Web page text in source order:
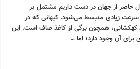
حاضر از جهان در دست داریم مشتمل بر
سرعت زیادی منبسط می‌شود. کیهانی که در
کهکشانی، همچون برگی از کاغذ صاف است. این
آن وجود دارد؛ اما …